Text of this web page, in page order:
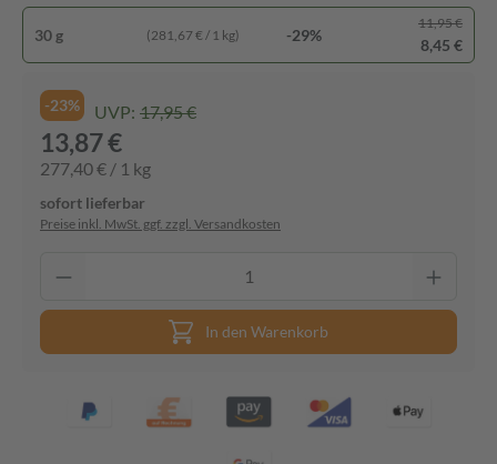
30 g (281,67 € / 1 kg) -29%
11,95 €
8,45 €
-23% UVP: 17,95 €
13,87 €
277,40 € / 1 kg
sofort lieferbar
Preise inkl. MwSt. ggf. zzgl. Versandkosten
In den Warenkorb